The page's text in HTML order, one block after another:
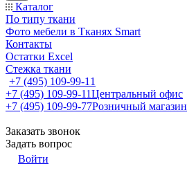
Каталог
По типу ткани
Фото мебели в Тканях Smart
Контакты
Остатки Excel
Стежка ткани
+7 (495) 109-99-11
+7 (495) 109-99-11Центральный офис
+7 (495) 109-99-77Розничный магазин
Заказать звонок
Задать вопрос
Войти